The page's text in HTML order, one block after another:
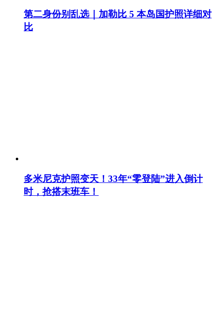
第二身份别乱选｜加勒比 5 本岛国护照详细对
比
多米尼克护照变天！33年“零登陆”进入倒计
时，抢搭末班车！